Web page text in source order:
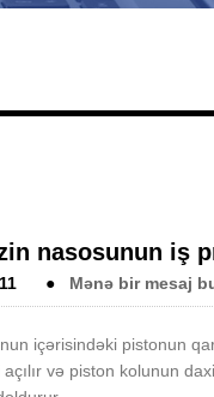
nasosunun iş
11 ● Mənə bir mesaj
içərisindəki pistonun
və piston kolunun